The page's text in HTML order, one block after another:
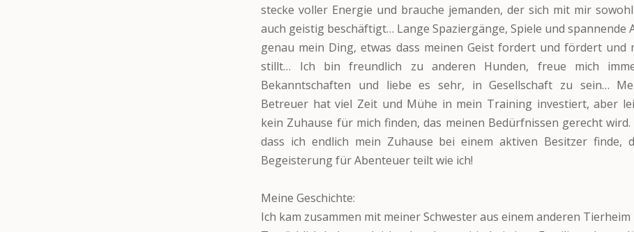
stecke voller Energie und brauche jemanden, der sich mit mir
auch geistig beschäftigt… Lange Spaziergänge, Spiele und spannende
genau mein Ding, etwas dass meinen Geist fordert und fördert und
stillt… Ich bin freundlich zu anderen Hunden, freue mich
Bekanntschaften und liebe es sehr, in Gesellschaft zu sein…
Betreuer hat viel Zeit und Mühe in mein Training investiert, aber
kein Zuhause für mich finden, das meinen Bedürfnissen gerecht
dass ich endlich mein Zuhause bei einem aktiven Besitzer finde,
Begeisterung für Abenteuer teilt wie ich!
Meine Geschichte:
Ich kam zusammen mit meiner Schwester aus einem anderen Tierheim